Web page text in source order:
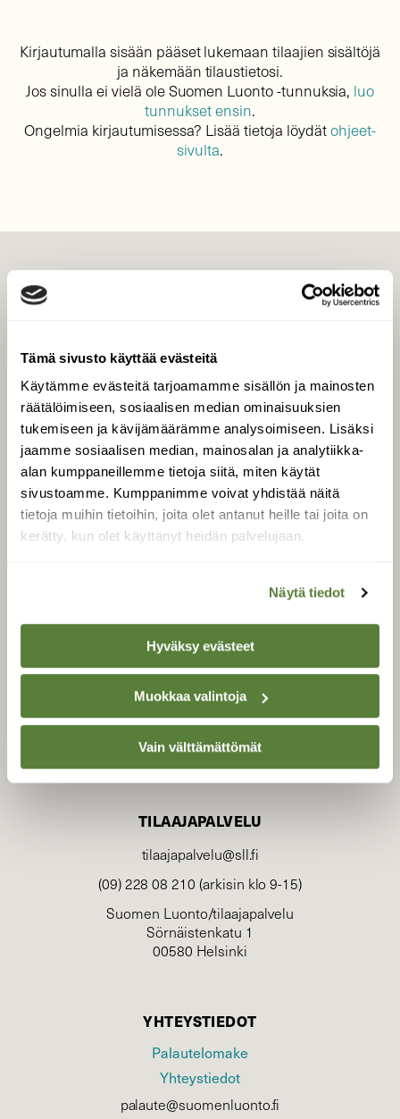
Tämä sivusto käyttää evästeitä
Käytämme evästeitä tarjoamamme sisällön ja mainosten
räätälöimiseen, sosiaalisen median ominaisuuksien
tukemiseen ja kävijämäärämme analysoimiseen. Lisäksi
jaamme sosiaalisen median, mainosalan ja analytiikka-
alan kumppaneillemme tietoja siitä, miten käytät
sivustoamme. Kumppanimme voivat yhdistää näitä
tietoja muihin tietoihin, joita olet antanut heille tai joita on
kerätty, kun olet käyttänyt heidän palvelujaan.
Näytä tiedot
Hyväksy evästeet
Muokkaa valintoja
Vain välttämättömät
Kirjautumalla sisään pääset lukemaan tilaajien sisältöjä
ja näkemään tilaustietosi.
Jos sinulla ei vielä ole Suomen Luonto -tunnuksia, luo
tunnukset ensin.
Ongelmia kirjautumisessa? Lisää tietoja löydätohjeet-
sivulta.
Tilaa digilukuoikeus
Äänestä parasta juttua
Tilaa uutiskirje
SUOMEN LUONNON­
SUOJELU­LIITTO
Suomen Luonto -lehden
luonnonsuojelu­liitto.
TILAAJAPALVELU
tilaajapalvelu@sll.fi
(09) 228 08 210 (arkisin klo 9-15)
Suomen Luonto/tilaajapalvelu
Sörnäistenkatu 1
00580 Helsinki
YHTEYSTIEDOT
Palautelomake
Yhteystiedot
palaute@suomenluonto.fi